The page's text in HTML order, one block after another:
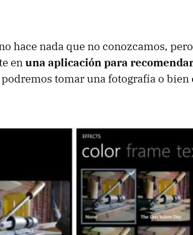
hace nada que no conozcamos,
enuna aplicación para
podremos tomar una fotografía o